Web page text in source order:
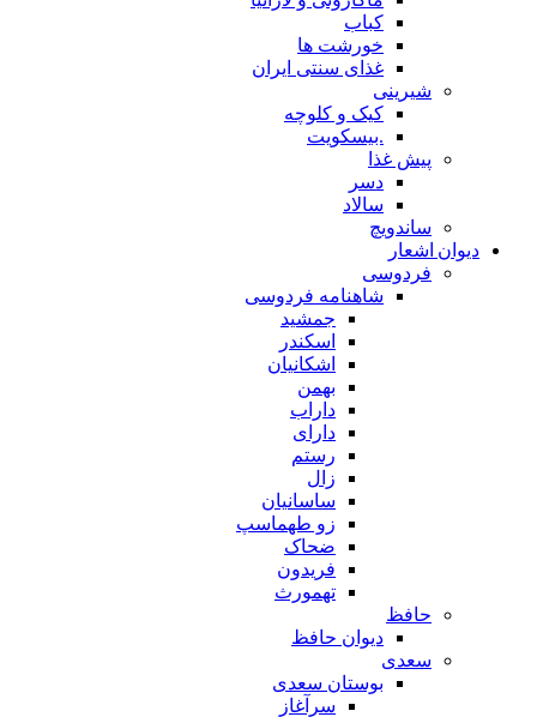
کباب
خورشت ها
غذای سنتی ایران
شیرینی
کیک و کلوچه
.بیسکویت
پیش غذا
دسر
سالاد
ساندویچ
دیوان اشعار
فردوسی
شاهنامه فردوسی
جمشید
اسکندر
اشکانیان
بهمن
داراب
دارای
رستم
زال
ساسانیان
زو طهماسپ‏
ضحاک
فریدون
تهمورث
حافظ
دیوان حافظ
سعدی
بوستان سعدی
سرآغاز